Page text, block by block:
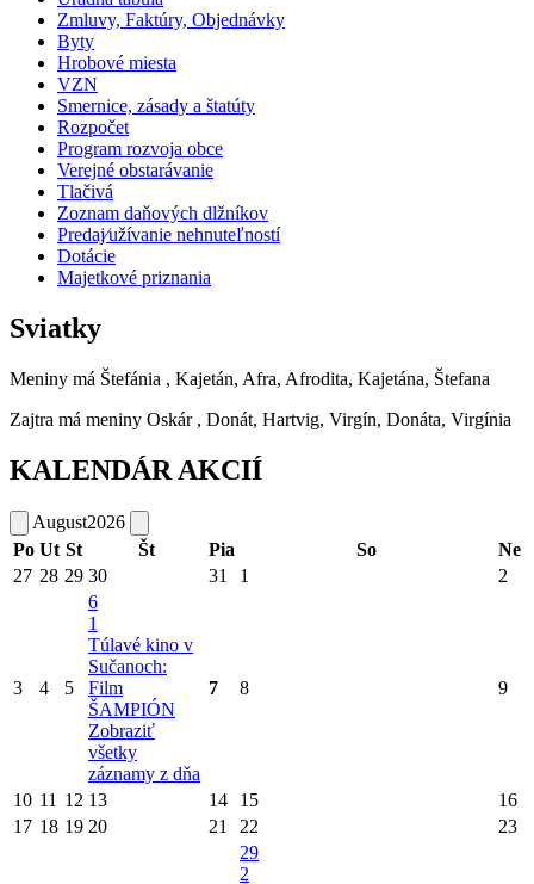
Zmluvy, Faktúry, Objednávky
Byty
Hrobové miesta
VZN
Smernice, zásady a štatúty
Rozpočet
Program rozvoja obce
Verejné obstarávanie
Tlačivá
Zoznam daňových dlžníkov
Predaj⁄užívanie nehnuteľností
Dotácie
Majetkové priznania
Sviatky
Meniny má Štefánia , Kajetán, Afra, Afrodita, Kajetána, Štefana
Zajtra má meniny Oskár , Donát, Hartvig, Virgín, Donáta, Virgínia
KALENDÁR AKCIÍ
August2026
Po Ut St Št Pia So
Ne
27 28 29 30 31 1 2
3 4 5
6
1
Túlavé kino v
Sučanoch:
Film
ŠAMPIÓN
Zobraziť
všetky
záznamy z dňa
7 8 9
10 11 12 13 14 15
16
17 18 19 20 21 22
23
29
2